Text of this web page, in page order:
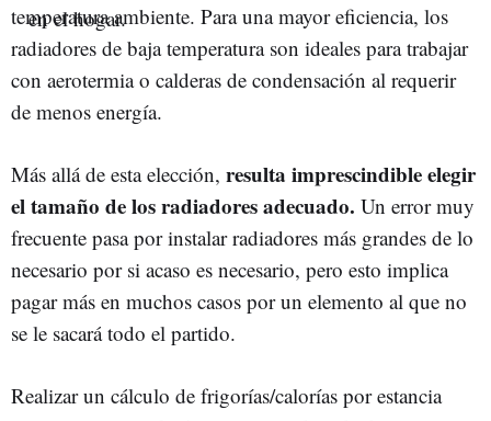
temperatura ambiente. Para una mayor eficiencia, los
radiadores de baja temperatura son ideales para trabajar
con aerotermia o calderas de condensación al requerir
de menos energía.
Más allá de esta elección, resulta imprescindible elegir
el tamaño de los radiadores adecuado. Un error muy
frecuente pasa por instalar radiadores más grandes de lo
necesario por si acaso es necesario, pero esto implica
pagar más en muchos casos por un elemento al que no
se le sacará todo el partido.
Realizar un cálculo de frigorías/calorías por estancia